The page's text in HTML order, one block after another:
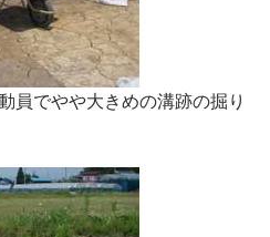
員でやや大きめの溝跡の掘り